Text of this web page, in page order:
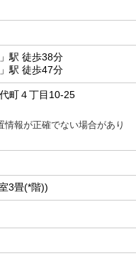
駅 徒歩38分
駅 徒歩47分
町４丁目10-25
情報が正確でない場合があり
3畳(*階))